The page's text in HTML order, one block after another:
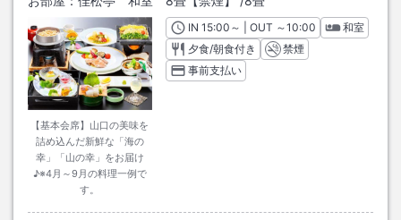
【基本会席】山口の美味を
詰め込んだ新鮮な「海の
幸」「山の幸」をお届け
♪※4月～9月の料理一例で
す。
INチェックイン
15:00 ～ | OUT チェックアウト
～10:00
和室
夕食/朝食付き
禁煙
事前支払い